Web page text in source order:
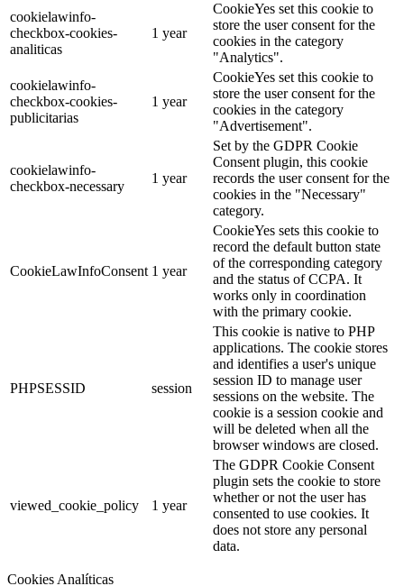
cookielawinfo-
checkbox-cookies-
analiticas
1 year
CookieYes set this cookie to
store the user consent for the
cookies in the category
"Analytics".
cookielawinfo-
checkbox-cookies-
publicitarias
1 year
CookieYes set this cookie to
store the user consent for the
cookies in the category
"Advertisement".
cookielawinfo-
checkbox-necessary
1 year
Set by the GDPR Cookie
Consent plugin, this cookie
records the user consent for the
cookies in the "Necessary"
category.
CookieLawInfoConsent 1 year
CookieYes sets this cookie to
record the default button state
of the corresponding category
and the status of CCPA. It
works only in coordination
with the primary cookie.
PHPSESSID session
This cookie is native to PHP
applications. The cookie stores
and identifies a user's unique
session ID to manage user
sessions on the website. The
cookie is a session cookie and
will be deleted when all the
browser windows are closed.
viewed_cookie_policy 1 year
The GDPR Cookie Consent
plugin sets the cookie to store
whether or not the user has
consented to use cookies. It
does not store any personal
data.
Cookies Analíticas